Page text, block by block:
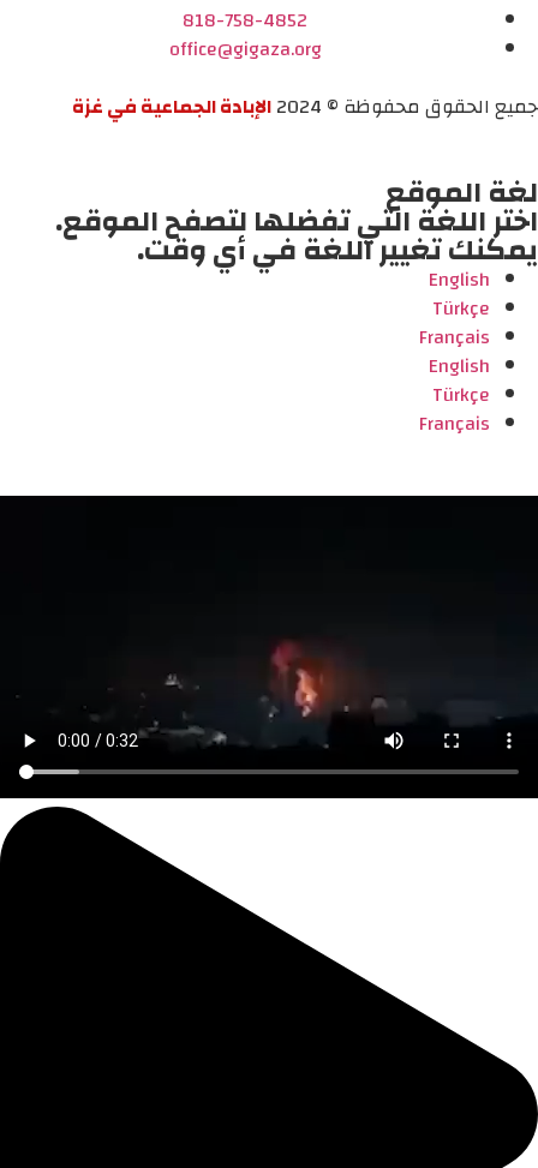
818-758-4852
office@gigaza.org
جميع الحقوق محفوظة © 2024
الإبادة الجماعية في غزة
لغة الموقع
اختر اللغة التي تفضلها لتصفح الموقع.
يمكنك تغيير اللغة في أي وقت.
English
Türkçe
Français
English
Türkçe
Français